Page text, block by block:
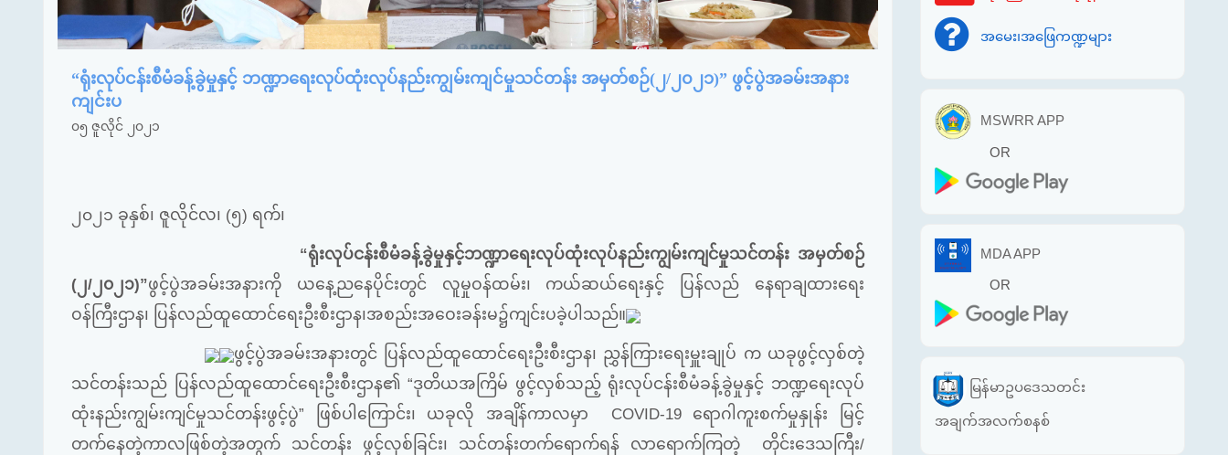
“ရုံးလုပ်ငန်းစီမံခန့်ခွဲမှုနှင့် ဘဏ္ဍာရေးလုပ်ထုံးလုပ်နည်းကျွမ်းကျင်မှုသင်တန်း အမှတ်စဉ်(၂/၂၀၂၁)” ဖွင့်ပွဲအခမ်းအနား
ကျင်းပ
၀၅ ဇူလိုင် ၂၀၂၁
၂၀၂၁ ခုနှစ်၊ ဇူလိုင်လ၊ (၅) ရက်၊
“ရုံးလုပ်ငန်းစီမံခန့်ခွဲမှုနှင့်ဘဏ္ဍာရေးလုပ်ထုံးလုပ်နည်းကျွမ်းကျင်မှုသင်တန်း အမှတ်စဉ်
(၂/၂၀၂၁)”ဖွင့်ပွဲအခမ်းအနားကို ယနေ့ညနေပိုင်းတွင် လူမှုဝန်ထမ်း၊ ကယ်ဆယ်ရေးနှင့် ပြန်လည် နေရာချထားရေး
ဝန်ကြီးဌာန၊ ပြန်လည်ထူထောင်ရေးဦးစီးဌာန၊အစည်းအဝေးခန်းမ၌ကျင်းပခဲ့ပါသည်။
ဖွင့်ပွဲအခမ်းအနားတွင် ပြန်လည်ထူထောင်ရေးဦးစီးဌာန၊ ညွှန်ကြားရေးမှူးချုပ် က ယခုဖွင့်လှစ်တဲ့
သင်တန်းသည်
ပြန်လည်ထူထောင်ရေးဦးစီးဌာန၏ “ဒုတိယအကြိမ် ဖွင့်လှစ်သည့် ရုံးလုပ်ငန်းစီမံခန့်ခွဲမှုနှင့် ဘဏ္ဍရေးလုပ်
ထုံးနည်းကျွမ်းကျင်မှုသင်တန်းဖွင့်ပွဲ” ဖြစ်ပါကြောင်း၊ ယခုလို
အချိန်ကာလမှာ COVID-19 ရောဂါကူးစက်မှုနှုန်း
မြင့်
တက်နေတဲ့ကာလဖြစ်တဲ့အတွက်
သင်တန်း ဖွင့်လှစ်ခြင်း၊ သင်တန်းတက်ရောက်ရန် လာရောက်ကြတဲ့ တိုင်းဒေသကြီး/
အမေး၊အဖြေကဏ္ဍများ
MSWRR APP
OR
MDA APP
OR
မြန်မာဥပဒေသတင်း
အချက်အလက်စနစ်